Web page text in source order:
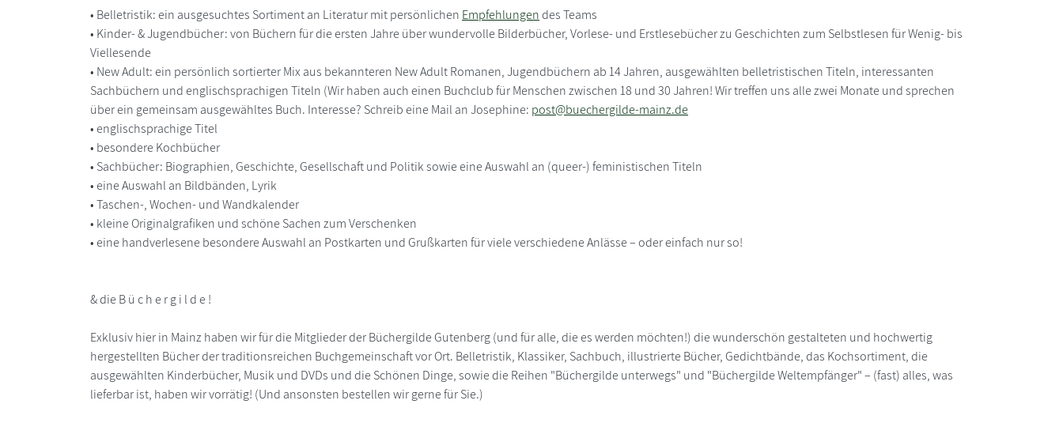
• Belletristik: ein ausgesuchtes Sortiment an Literatur mit persönlichen Empfehlungendes Teams
• Kinder- & Jugendbücher: von Büchern für die ersten Jahre über wundervolle Bilderbücher, Vorlese- und Erstlesebücher zu Geschichten zum Selbstlesen für Wenig- bis
Viellesende
• New Adult: ein persönlich sortierter Mix aus bekannteren New Adult Romanen, Jugendbüchern ab 14 Jahren, ausgewählten belletristischen Titeln, interessanten
Sachbüchern und englischsprachigen Titeln (Wir haben auch einen Buchclub für Menschen zwischen 18 und 30 Jahren! Wir treffen uns alle zwei Monate und sprechen
über ein gemeinsam ausgewähltes Buch. Interesse? Schreib eine Mail an Josephine: post@buechergilde-mainz.de
• englischsprachige Titel
• besondere Kochbücher
• Sachbücher: Biographien, Geschichte, Gesellschaft und Politik sowie eine Auswahl an (queer-) feministischen Titeln
• eine Auswahl an Bildbänden, Lyrik
• Taschen-, Wochen- und Wandkalender
• kleine Originalgrafiken und schöne Sachen zum Verschenken
• eine handverlesene besondere Auswahl an Postkarten und Grußkarten für viele verschiedene Anlässe – oder einfach nur so!
& die B ü c h e r g i l d e !
Exklusiv hier in Mainz haben wir für die Mitglieder der Büchergilde Gutenberg (und für alle, die es werden möchten!) die wunderschön gestalteten und hochwertig
hergestellten Bücher der traditionsreichen Buchgemeinschaft vor Ort. Belletristik, Klassiker, Sachbuch, illustrierte Bücher, Gedichtbände, das Kochsortiment, die
ausgewählten Kinderbücher, Musik und DVDs und die Schönen Dinge, sowie die Reihen "Büchergilde unterwegs" und "Büchergilde Weltempfänger" – (fast) alles, was
lieferbar ist, haben wir vorrätig! (Und ansonsten bestellen wir gerne für Sie.)